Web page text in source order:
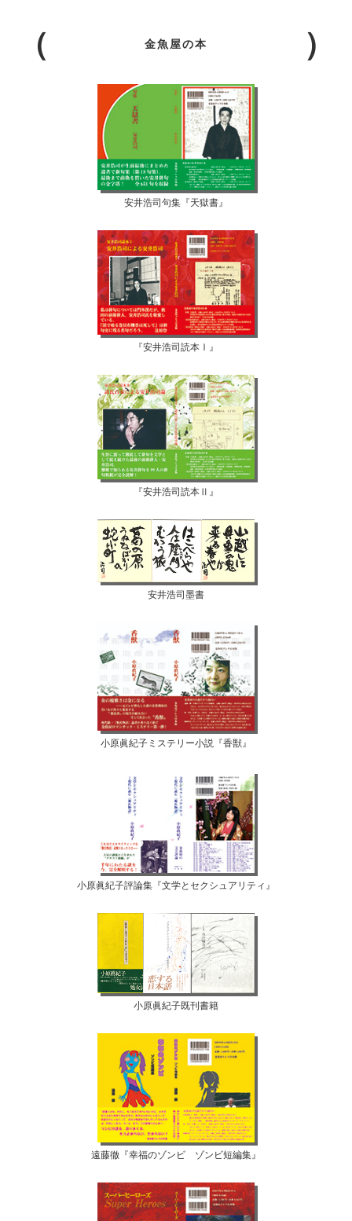
金魚屋の本
安井浩司句集『天獄書』
『安井浩司読本Ⅰ』
『安井浩司読本Ⅱ』
安井浩司墨書
小原眞紀子ミステリー小説『香獣』
小原眞紀子評論集『文学とセクシュアリティ』
小原眞紀子既刊書籍
遠藤徹『幸福のゾンビ ゾンビ短編集』